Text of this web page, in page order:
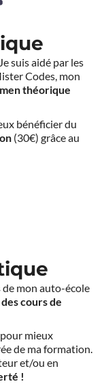
suis aidé par les
Codes, mon
théorique
bénéficier du
(30€) grâce au
de mon auto-école
cours de
pour mieux
de ma formation.
et/ou en
!